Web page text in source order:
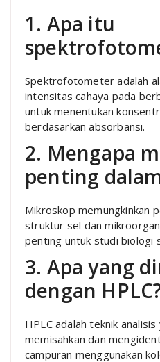
1. Apa itu
Spektrofotometer adalah
intensitas cahaya pada
untuk menentukan
berdasarkan absorbansi.
2. Mengapa
penting
Mikroskop memungkinkan
struktur sel dan
penting untuk studi biologi
3. Apa yang
dengan
HPLC adalah teknik
memisahkan dan
campuran menggunakan